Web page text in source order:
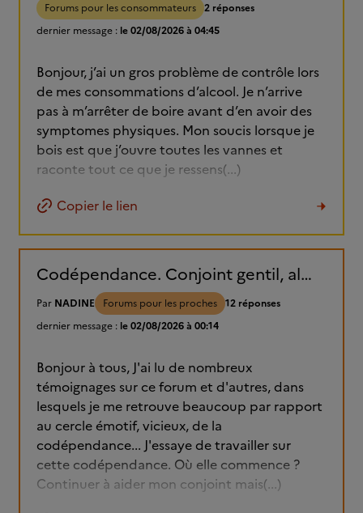
Forums pour les consommateurs 2 réponses
dernier message : le 02/08/2026 à 04:45
Bonjour, j’ai un gros problème de contrôle lors
de mes consommations d’alcool. Je n’arrive
pas à m’arrêter de boire avant d’en avoir des
symptomes physiques. Mon soucis lorsque je
bois est que j’ouvre toutes les vannes et
raconte tout ce que je ressens(...)
Copier le lien
Codépendance. Conjoint gentil, alcoolique, parce que bipolaire....
Par NADINE Forums pour les proches 12 réponses
dernier message : le 02/08/2026 à 00:14
Bonjour à tous, J'ai lu de nombreux
témoignages sur ce forum et d'autres, dans
lesquels je me retrouve beaucoup par rapport
au cercle émotif, vicieux, de la
codépendance... J'essaye de travailler sur
cette codépendance. Où elle commence ?
Continuer à aider mon conjoint mais(...)